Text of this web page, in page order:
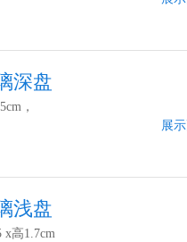
深盘
，
展
浅盘
x高1.7cm